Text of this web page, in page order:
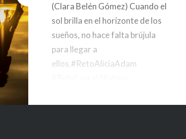
(Clara Belén Gómez) Cuando el
sol brilla en el horizonte de los
sueños, no hace falta brújula
para llegar a
ellos.#RetoAliciaAdam
— Clara Belén
?